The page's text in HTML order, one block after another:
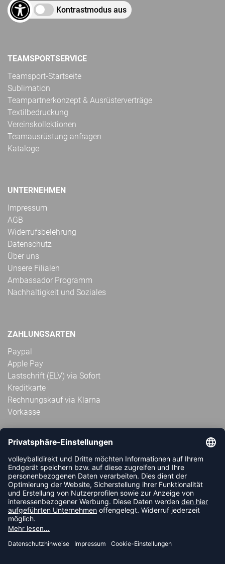
Kontrastmodus aus
TEAMSPORTSERVICE
Teamsport-Startseite
Sublimation
Teampartnerkonzept & Ausrüsterverträge
Textilbedruckung
Vereinskollektionen
Teamausrüstung anfragen
Kataloge
UNTERNEHMEN
Impressum
AGB
Widerrufsbelehrung
Datenschutz
Über uns
Unsere Filialen
Ambassador Programm
Nachhaltigkeit und Soziales
ZAHLUNGSARTEN
Paypal
Apple Pay
Lastschrift (ELV) via Sofort
Kreditkarte
Rechnungskauf via Klarna
Vorkasse
ABONNIERE JETZT DEN KOSTENLOSEN
VOLLEYBALLDIREKT-NEWSLETTER UND VERPASSE KEINE
NEUIGKEIT ODER AKTION MEHR.
JETZT ANMELDEN